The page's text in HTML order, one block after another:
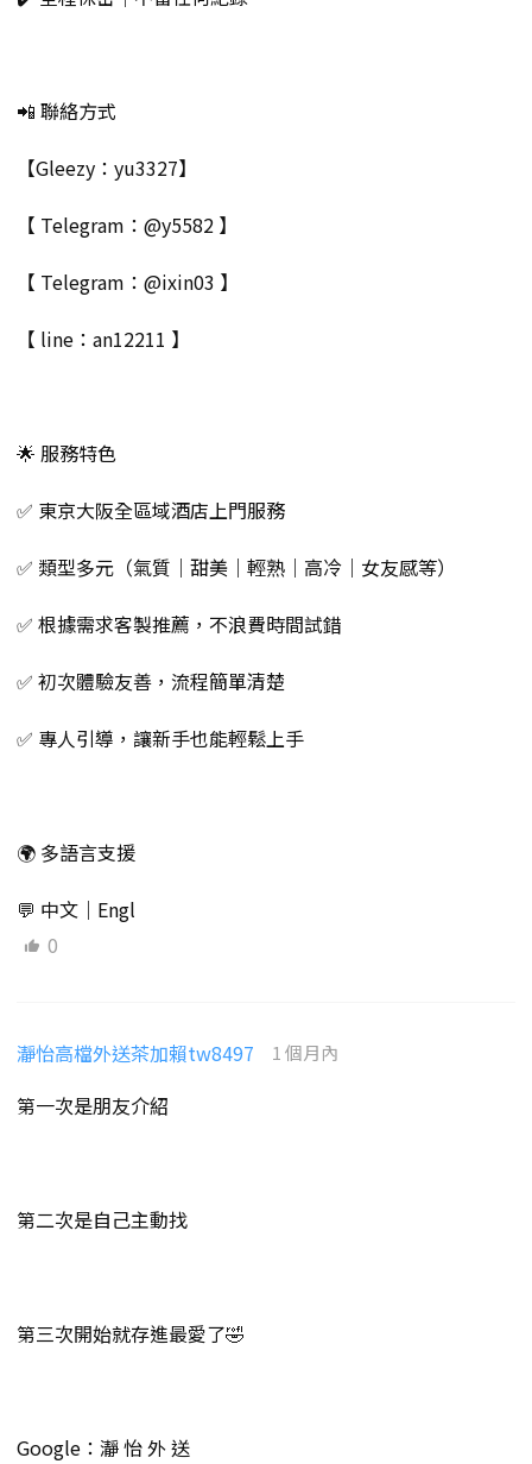
📲 聯絡方式
【Gleezy：yu3327】
【 Telegram：@y5582 】
【 Telegram：@ixin03 】
【 line：an12211 】
🌟 服務特色
✅ 東京大阪全區域酒店上門服務
✅ 類型多元（氣質｜甜美｜輕熟｜高冷｜女友感等）
✅ 根據需求客製推薦，不浪費時間試錯
✅ 初次體驗友善，流程簡單清楚
✅ 專人引導，讓新手也能輕鬆上手
🌍 多語言支援
💬 中文｜Engl
0
瀞怡高檔外送茶加賴tw8497 1 個月內
第一次是朋友介紹
第二次是自己主動找
第三次開始就存進最愛了🤣
Google：瀞 怡 外 送